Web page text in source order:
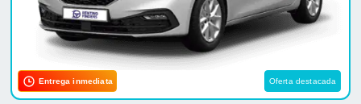
Entrega inmediata Oferta destacada